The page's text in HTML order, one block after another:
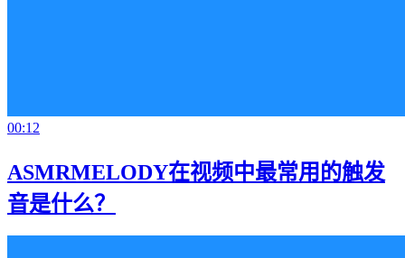
00:12
ASMRMELODY在视频中最常用的触发
音是什么？